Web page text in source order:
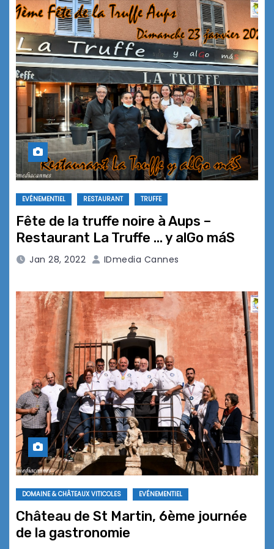
EVÉNEMENTIEL RESTAURANT TRUFFE
Fête de la truffe noire à Aups –
Restaurant La Truffe … y alGo máS
Jan 28, 2022 IDmedia Cannes
DOMAINE & CHÂTEAUX VITICOLES EVÉNEMENTIEL
Château de St Martin, 6ème journée
de la gastronomie